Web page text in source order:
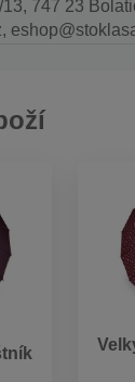
747 23